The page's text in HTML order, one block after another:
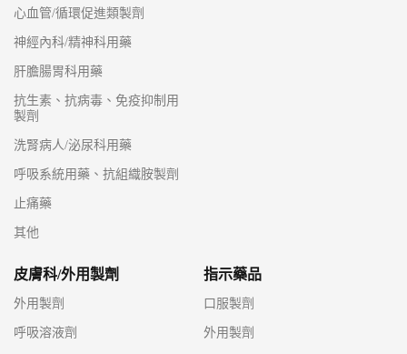
心血管/循環促進類製劑
神經內科/精神科用藥
肝膽腸胃科用藥
抗生素、抗病毒、免疫抑制用
製劑
洗腎病人/泌尿科用藥
呼吸系統用藥、抗組織胺製劑
止痛藥
其他
皮膚科/外用製劑
外用製劑
呼吸溶液劑
指示藥品
口服製劑
外用製劑